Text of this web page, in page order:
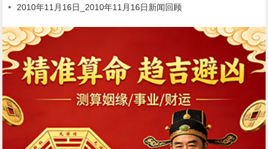
2010年11月16日_2010年11月16日新闻回顾